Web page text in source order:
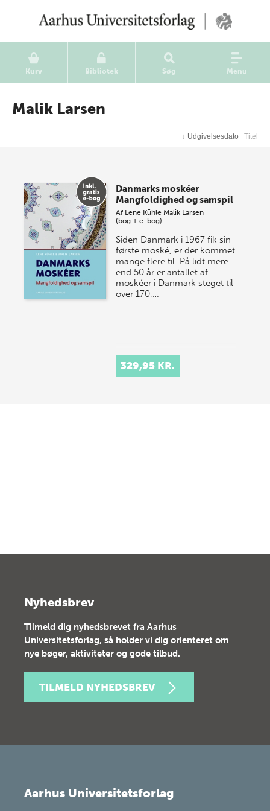
Kurv Bibliotek Søg Menu
Malik Larsen
↓ Udgivelsesdato Titel
Danmarks moskéer
Mangfoldighed og samspil
Af Lene Kühle Malik Larsen
(bog + e-bog)
Siden Danmark i 1967 fik sin
første moské, er der kommet
mange flere til. På lidt mere
end 50 år er antallet af
moskéer i Danmark steget til
over 170,…
329,95 KR.
Nyhedsbrev
Tilmeld dig nyhedsbrevet fra Aarhus
Universitetsforlag, så holder vi dig orienteret om
nye bøger, aktiviteter og gode tilbud.
TILMELD NYHEDSBREV
Aarhus Universitetsforlag